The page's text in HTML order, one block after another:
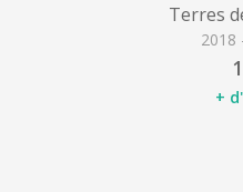
Terres
2018
+